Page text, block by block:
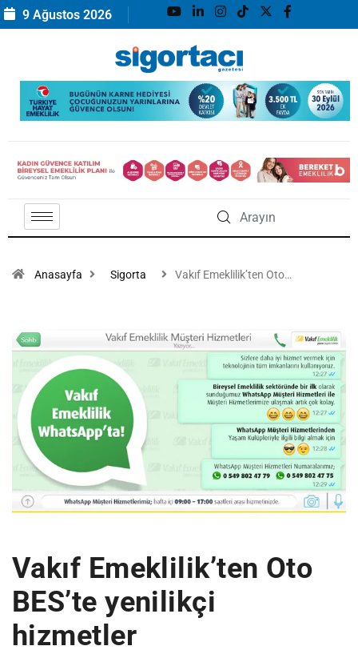
9 Ağustos 2026
Anasayfa Sigorta Vakıf Emeklilik’ten Oto…
Vakıf Emeklilik’ten Oto
BES’te yenilikçi
hizmetler